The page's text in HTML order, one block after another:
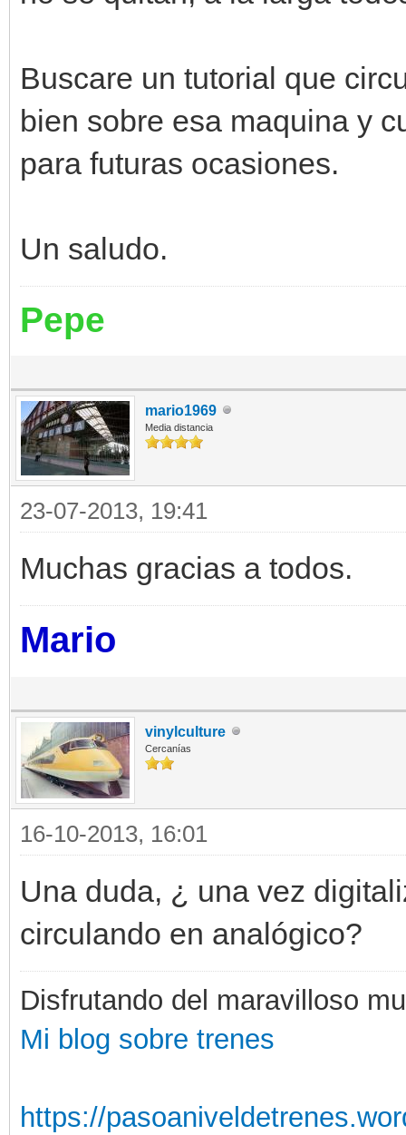
Buscare un tutorial que
bien sobre esa maquina y
para futuras ocasiones.
Un saludo.
Pepe
mario1969
Media distancia
23-07-2013, 19:41
Muchas gracias a todos.
Mario
vinylculture
Cercanías
16-10-2013, 16:01
Una duda, ¿ una vez
circulando en analógico?
Disfrutando del maravilloso
Mi blog sobre trenes
https://